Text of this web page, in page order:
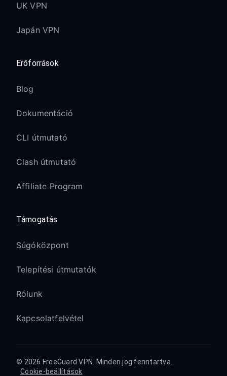
UK VPN
Japán VPN
Erőforrások
Blog
Dokumentáció
CLI útmutató
Clash útmutató
Affiliate Program
Támogatás
Súgóközpont
Telepítési útmutatók
Rólunk
Kapcsolatfelvétel
© 2026 FreeGuard VPN. Minden jog fenntartva.
Cookie-beállítások